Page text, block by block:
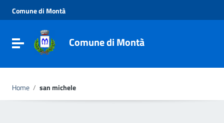
Vai al menu di navigazione
Vai al footer
Comune di Montà
Toggle navigationComune di Montà
Home / san michele